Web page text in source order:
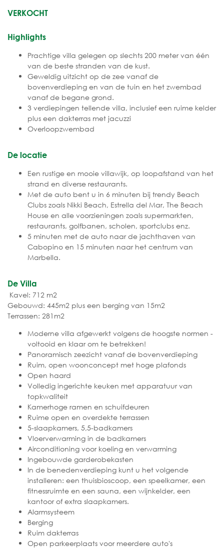
VERKOCHT
Highlights
Prachtige villa gelegen op slechts 200 meter van één
van de beste stranden van de kust.
Geweldig uitzicht op de zee vanaf de
bovenverdieping en van de tuin en het zwembad
vanaf de begane grond.
3 verdiepingen tellende villa, inclusief een ruime kelder
plus een dakterras met jacuzzi
Overloopzwembad
De locatie
Een rustige en mooie villawijk, op loopafstand van het
strand en diverse restaurants.
Met de auto bent u in 6 minuten bij trendy Beach
Clubs zoals Nikki Beach, Estrella del Mar, The Beach
House en alle voorzieningen zoals supermarkten,
restaurants, golfbanen, scholen, sportclubs enz.
5 minuten met de auto naar de jachthaven van
Cabopino en 15 minuten naar het centrum van
Marbella.
De Villa
Kavel: 712 m2
Gebouwd: 445m2 plus een berging van 15m2
Terrassen: 281m2
Moderne villa afgewerkt volgens de hoogste normen -
voltooid en klaar om te betrekken!
Panoramisch zeezicht vanaf de bovenverdieping
Ruim, open woonconcept met hoge plafonds
Open haard
Volledig ingerichte keuken met apparatuur van
topkwaliteit
Kamerhoge ramen en schuifdeuren
Ruime open en overdekte terrassen
5-slaapkamers, 5,5-badkamers
Vloerverwarming in de badkamers
Airconditioning voor koeling en verwarming
Ingebouwde garderobekasten
In de benedenverdieping kunt u het volgende
installeren: een thuisbioscoop, een speelkamer, een
fitnessruimte en een sauna, een wijnkelder, een
kantoor of extra slaapkamers.
Alarmsysteem
Berging
Ruim dakterras
Open parkeerplaats voor meerdere auto's